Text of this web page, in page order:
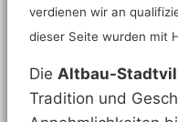
verdienen wir an
dieser Seite wurden mit
Die Altbau-
Tradition und